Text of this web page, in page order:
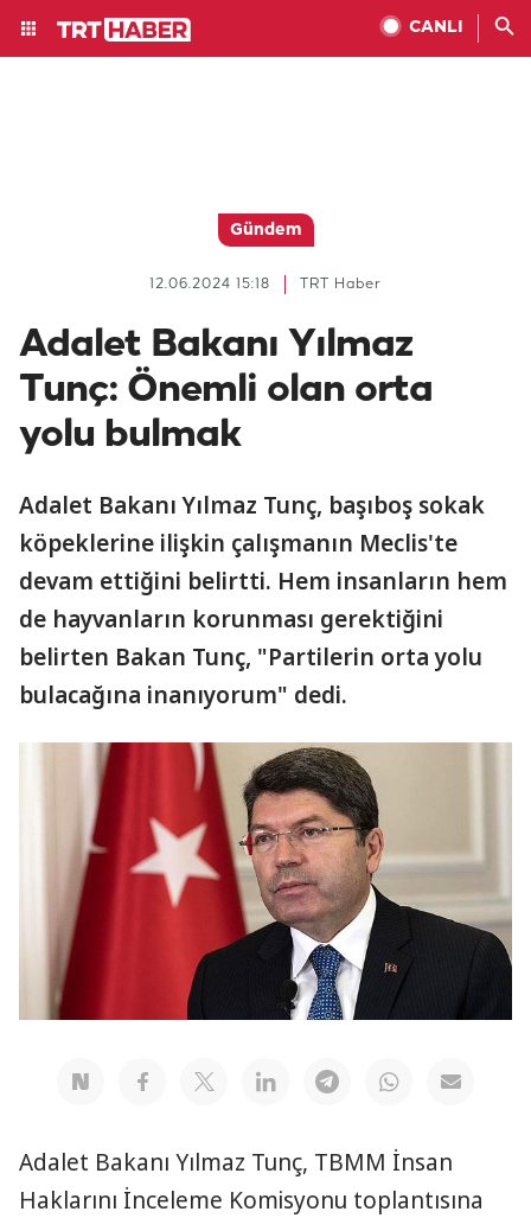
CANLI
Gündem
TRT Haber
12.06.2024 15:18
Adalet Bakanı Yılmaz
Tunç: Önemli olan orta
yolu bulmak
Adalet Bakanı Yılmaz Tunç, başıboş sokak
köpeklerine ilişkin çalışmanın Meclis'te
devam ettiğini belirtti. Hem insanların hem
de hayvanların korunması gerektiğini
belirten Bakan Tunç, "Partilerin orta yolu
bulacağına inanıyorum" dedi.
Adalet Bakanı Yılmaz Tunç, TBMM İnsan
Haklarını İnceleme Komisyonu toplantısına